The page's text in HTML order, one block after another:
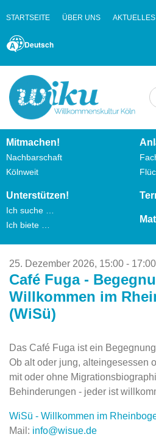
STARTSEITE ÜBER UNS AKTUELLES
Deutsch
Mitmachen!
Nachbarschaft
Kölnweit
Unterstützen!
Ich suche …
Ich biete …
25. Dezember 2026, 15:00 -
Café Fuga -
Willkommen im
(WiSü)
Das Café Fuga ist ein
Ob alt oder jung, alteingesessen
mit oder ohne
Behinderungen - jeder ist
WiSü - Willkommen im
Mail: info@wisue.de